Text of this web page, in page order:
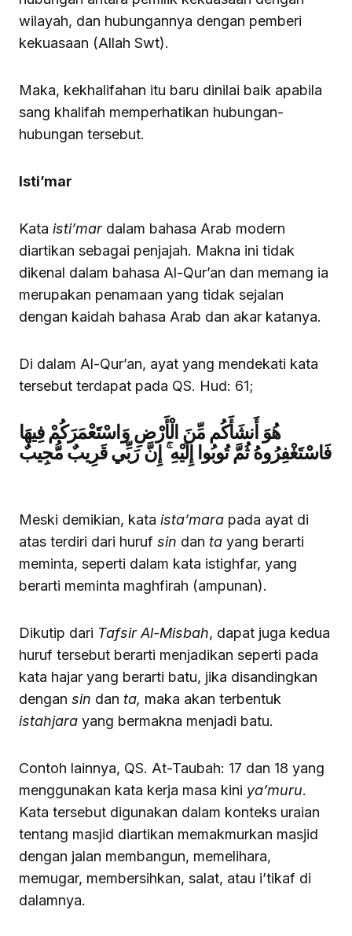
wilayah, dan hubungannya dengan pemberi
kekuasaan (Allah Swt).
Maka, kekhalifahan itu baru dinilai baik apabila
sang khalifah memperhatikan hubungan-
hubungan tersebut.
Isti’mar
Kata isti’mardalam bahasa Arab modern
diartikan sebagai penjajah. Makna ini tidak
dikenal dalam bahasa Al-Qur’an dan memang ia
merupakan penamaan yang tidak sejalan
dengan kaidah bahasa Arab dan akar katanya.
Di dalam Al-Qur’an, ayat yang mendekati kata
tersebut terdapat pada QS. Hud: 61;
هُوَ أَنشَأَكُم مِّنَ الْأَرْضِ وَاسْتَعْمَرَكُمْ فِيهَا
فَاسْتَغْفِرُوهُ ثُمَّ تُوبُوا إِلَيْهِ ۚ إِنَّ رَبِّي قَرِيبٌ مُّجِيبٌ
Meski demikian, kata ista’mara pada ayat di
atas terdiri dari huruf sin dan ta yang berarti
meminta, seperti dalam kata istighfar, yang
berarti meminta maghfirah (ampunan).
Dikutip dari Tafsir Al-Misbah, dapat juga kedua
huruf tersebut berarti menjadikan seperti pada
kata hajar yang berarti batu, jika disandingkan
dengan sin dan ta, maka akan terbentuk
istahjara yang bermakna menjadi batu.
Contoh lainnya, QS. At-Taubah: 17 dan 18 yang
menggunakan kata kerja masa kini ya’muru.
Kata tersebut digunakan dalam konteks uraian
tentang masjid diartikan memakmurkan masjid
dengan jalan membangun, memelihara,
memugar, membersihkan, salat, atau i’tikaf di
dalamnya.